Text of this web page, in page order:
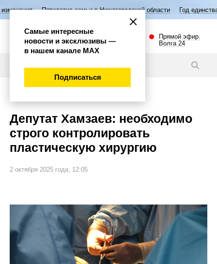
Пятилетие семьи в Нижегородской области Год единства народов
Прямой эфир.
Волга 24
Депутат Хамзаев: необходимо
строго контролировать
пластическую хирургию
2 октября 2025 года, 12:05
Самые интересные
новости и эксклюзивы —
в нашем канале МАХ
Подписаться